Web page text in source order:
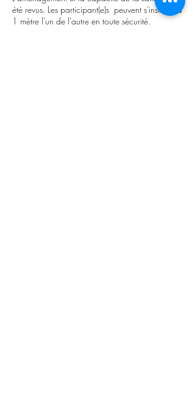
été revus. Les participant(e)s peuvent s'installer à
1 mètre l'un de l'autre en toute sécurité.